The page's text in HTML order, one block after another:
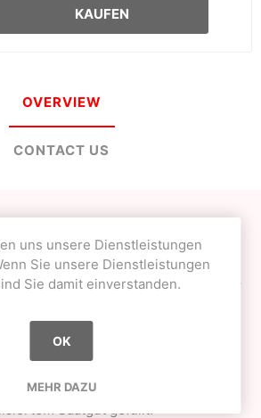
KAUFEN
OVERVIEW
CONTACT US
sind weiche Bohnensäcke
Bälle ist wesentlich besser als die
Spielzeugballs aus dem Laden -
sorgen dafür, dass sie von
und erfahrenen
geschätzt werden.
einen leichten Glanz und sind mit
Saatgut gefüllt.
uns unsere Dienstleistungen
Sie unsere Dienstleistungen
Sie damit einverstanden.
OK
MEHR DAZU